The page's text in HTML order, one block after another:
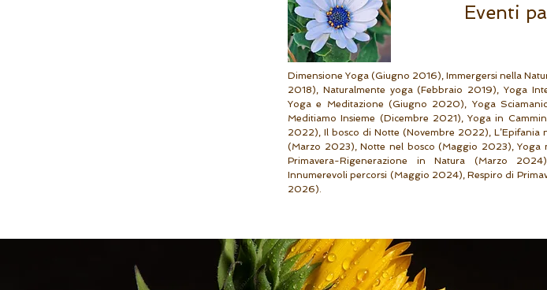
Dimensione Yoga (Giugno 2016), Immergersi nella
2018), Naturalmente yoga (Febbraio 2019), Yoga
Yoga e Meditazione (Giugno 2020), Yoga
Meditiamo Insieme (Dicembre 2021), Yoga in
2022), Il bosco di Notte (Novembre 2022),
(Marzo 2023), Notte nel bosco (Maggio 2023), Yoga
Primavera-Rigenerazione in Natura (Marzo
Innumerevoli percorsi (Maggio 2024), Respiro di
2026).
Eventi